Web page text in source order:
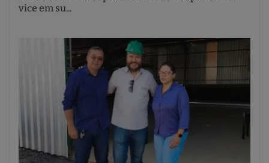
vice em su...